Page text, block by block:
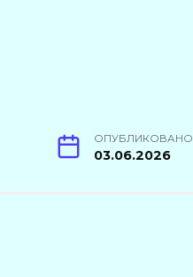
ОПУБЛИКОВАНО
03.06.2026